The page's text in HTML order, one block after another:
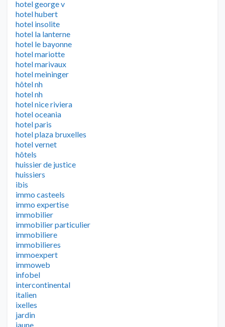
hotel george v
hotel hubert
hotel insolite
hotel la lanterne
hotel le bayonne
hotel mariotte
hotel marivaux
hotel meininger
hôtel nh
hotel nh
hotel nice riviera
hotel oceania
hotel paris
hotel plaza bruxelles
hotel vernet
hôtels
huissier de justice
huissiers
ibis
immo casteels
immo expertise
immobilier
immobilier particulier
immobiliere
immobilieres
immoexpert
immoweb
infobel
intercontinental
italien
ixelles
jardin
jaune